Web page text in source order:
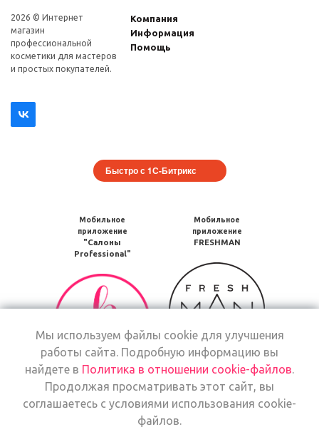
2026 © Интернет
магазин
профеcсиональной
косметики для мастеров
и простых покупателей.
Компания
Информация
Помощь
Быстро с 1С-Битрикс
Мобильное
приложение
"Салоны
Professional"
Мобильное
приложение
Салоны
загрузить
в
Google
Мобильное
приложение
Мобильное
приложение
FRESHMAN
Мобильное
приложение
FRESHMAN
Play
Мобильное
приложение
Freshman
Мы используем файлы cookie для улучшения
работы сайта. Подробную информацию вы
найдете в Политика в отношении cookie-файлов.
Продолжая просматривать этот сайт, вы
соглашаетесь с условиями использования cookie-
файлов.